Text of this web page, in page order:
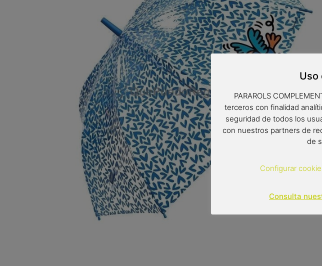
Uso
PARAROLS
terceros con finalidad
seguridad de todos los
con nuestros partners de
de
Configurar
Consulta